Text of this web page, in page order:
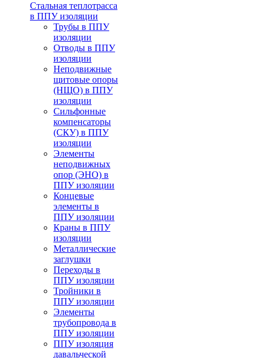
Стальная теплотрасса
в ППУ изоляции
Трубы в ППУ
изоляции
Отводы в ППУ
изоляции
Неподвижные
щитовые опоры
(НЩО) в ППУ
изоляции
Cильфонные
компенсаторы
(СКУ) в ППУ
изоляции
Элементы
неподвижных
опор (ЭНО) в
ППУ изоляции
Концевые
элементы в
ППУ изоляции
Краны в ППУ
изоляции
Металлические
заглушки
Переходы в
ППУ изоляции
Тройники в
ППУ изоляции
Элементы
трубопровода в
ППУ изоляции
ППУ изоляция
давальческой